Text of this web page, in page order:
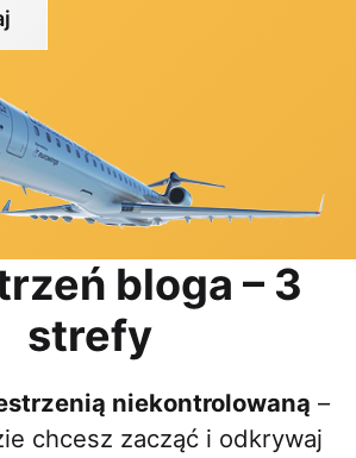
bloga – 3
strefy
niekontrolowaną –
chcesz zacząć i odkrywaj